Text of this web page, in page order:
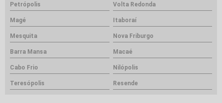
Petrópolis Volta Redonda
Magé Itaboraí
Mesquita Nova Friburgo
Barra Mansa Macaé
Cabo Frio Nilópolis
Teresópolis Resende